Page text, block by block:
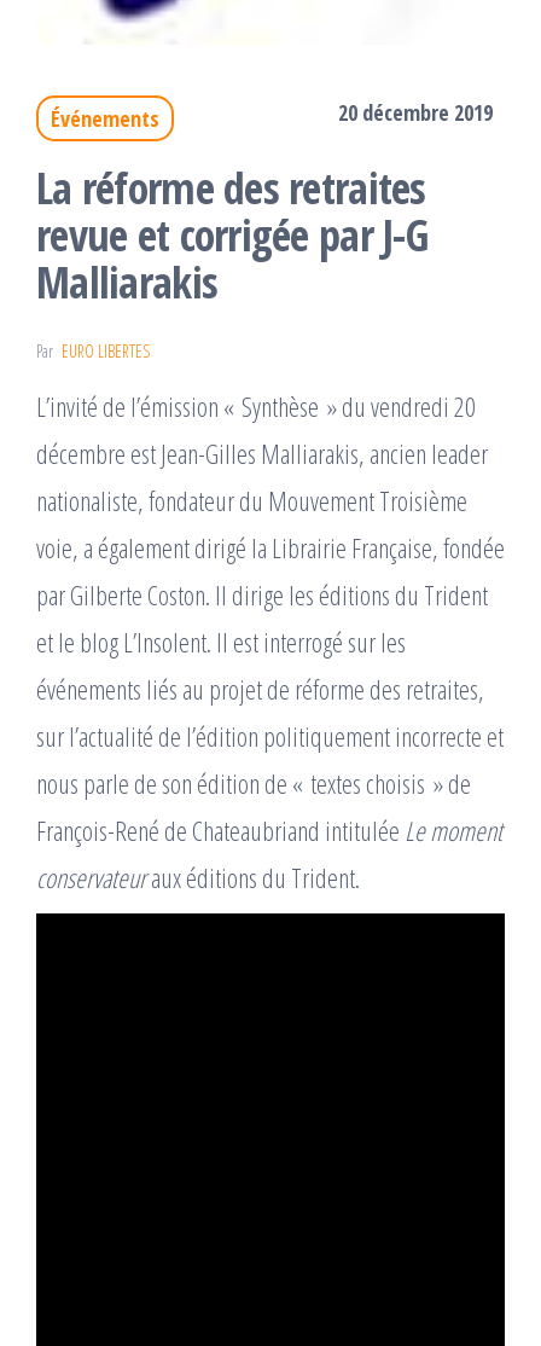
Événements 20 décembre 2019
La réforme des retraites
revue et corrigée par J-G
Malliarakis
Par EURO LIBERTES
L’invité de l’émission « Synthèse » du vendredi 20
décembre est Jean-Gilles Malliarakis, ancien leader
nationaliste, fondateur du Mouvement Troisième
voie, a également dirigé la Librairie Française, fondée
par Gilberte Coston. Il dirige les éditions du Trident
et le blog L’Insolent. Il est interrogé sur les
événements liés au projet de réforme des retraites,
sur l’actualité de l’édition politiquement incorrecte et
nous parle de son édition de « textes choisis » de
François-René de Chateaubriand intitulée Le moment
conservateuraux éditions du Trident.